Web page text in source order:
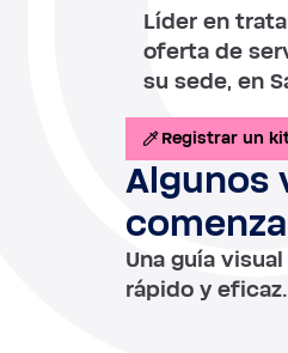
Líder en
oferta de
su sede, en
Registrar un
Algunos
Una guía
rápido y eficaz.